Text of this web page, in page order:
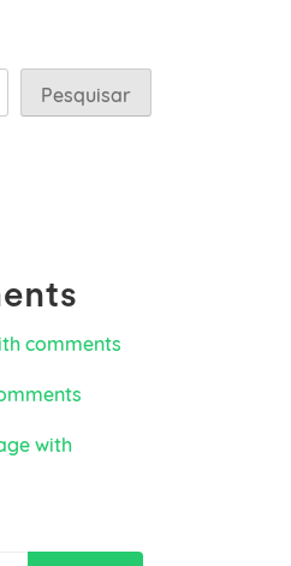
Pesquisar
comments
with